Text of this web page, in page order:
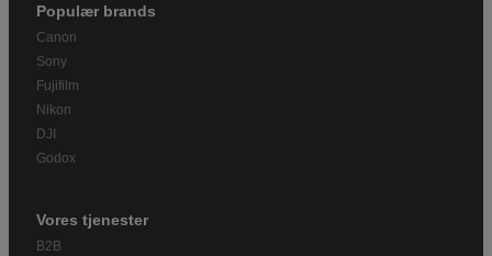
Populær brands
Canon
Sony
Fujifilm
Nikon
DJI
Godox
Vores tjenester
B2B